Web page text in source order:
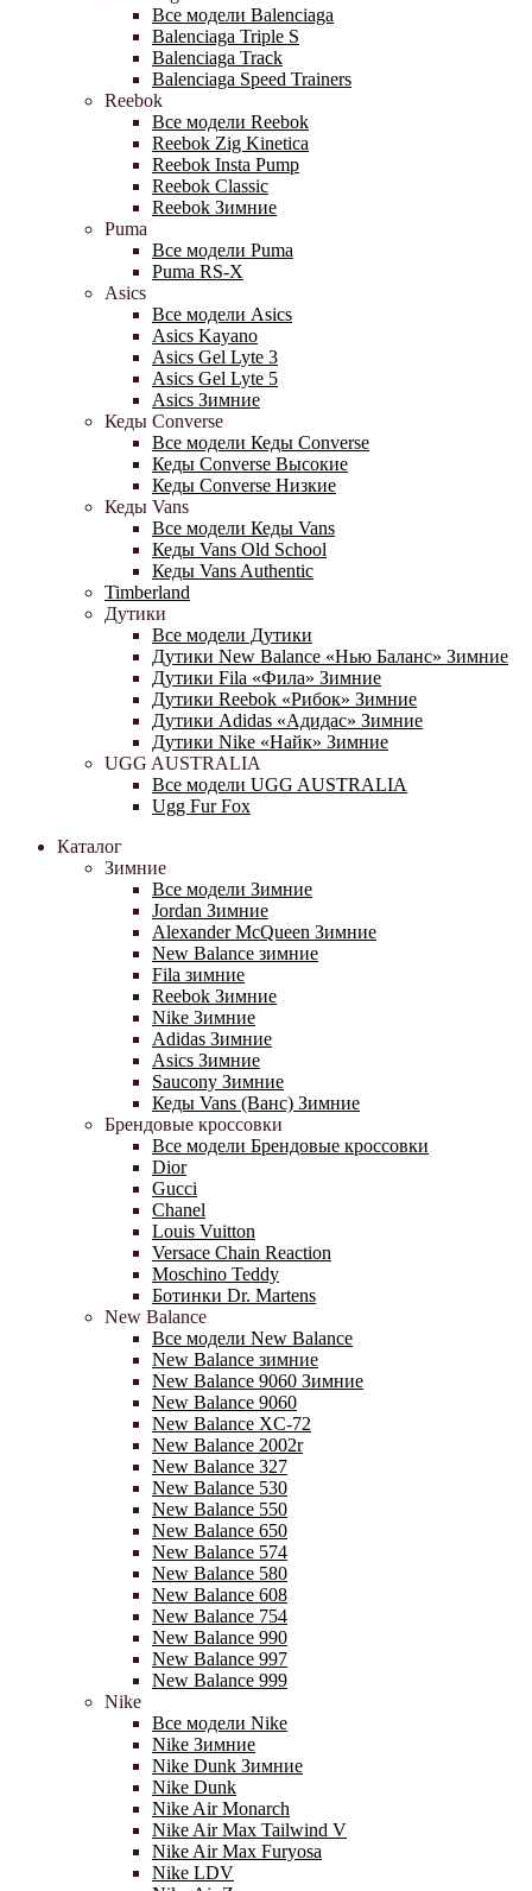
Все модели Balenciaga
Balenciaga Triple S
Balenciaga Track
Balenciaga Speed Trainers
Reebok
Все модели Reebok
Reebok Zig Kinetica
Reebok Insta Pump
Reebok Classic
Reebok Зимние
Puma
Все модели Puma
Puma RS-X
Asics
Все модели Asics
Asics Kayano
Asics Gel Lyte 3
Asics Gel Lyte 5
Asics Зимние
Кеды Converse
Все модели Кеды Converse
Кеды Converse Высокие
Кеды Converse Низкие
Кеды Vans
Все модели Кеды Vans
Кеды Vans Old School
Кеды Vans Authentic
Timberland
Дутики
Все модели Дутики
Дутики New Balance «Нью Баланс» Зимние
Дутики Fila «Фила» Зимние
Дутики Reebok «Рибок» Зимние
Дутики Adidas «Адидас» Зимние
Дутики Nike «Найк» Зимние
UGG AUSTRALIA
Все модели UGG AUSTRALIA
Ugg Fur Fox
Каталог
Зимние
Все модели Зимние
Jordan Зимние
Alexander McQueen Зимние
New Balance зимние
Fila зимние
Reebok Зимние
Nike Зимние
Adidas Зимние
Asics Зимние
Saucony Зимние
Кеды Vans (Ванс) Зимние
Брендовые кроссовки
Все модели Брендовые кроссовки
Dior
Gucci
Chanel
Louis Vuitton
Versace Chain Reaction
Moschino Teddy
Ботинки Dr. Martens
New Balance
Все модели New Balance
New Balance зимние
New Balance 9060 Зимние
New Balance 9060
New Balance XC-72
New Balance 2002r
New Balance 327
New Balance 530
New Balance 550
New Balance 650
New Balance 574
New Balance 580
New Balance 608
New Balance 754
New Balance 990
New Balance 997
New Balance 999
Nike
Все модели Nike
Nike Зимние
Nike Dunk Зимние
Nike Dunk
Nike Air Monarch
Nike Air Max Tailwind V
Nike Air Max Furyosa
Nike LDV